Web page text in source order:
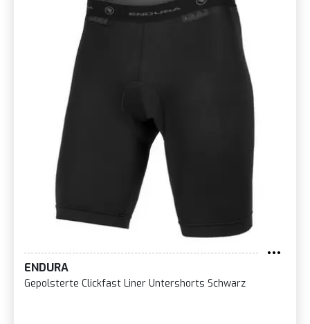
ENDURA
Gepolsterte Clickfast Liner Untershorts Schwarz